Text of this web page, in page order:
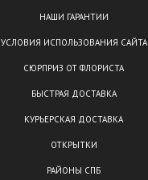
НАШИ ГАРАНТИИ
УСЛОВИЯ ИСПОЛЬЗОВАНИЯ САЙТА
СЮРПРИЗ ОТ ФЛОРИСТА
БЫСТРАЯ ДОСТАВКА
КУРЬЕРСКАЯ ДОСТАВКА
ОТКРЫТКИ
РАЙОНЫ СПБ